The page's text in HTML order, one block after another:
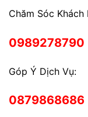
Chăm Sóc Khách
0989278790
Góp Ý Dịch Vụ:
0879868686